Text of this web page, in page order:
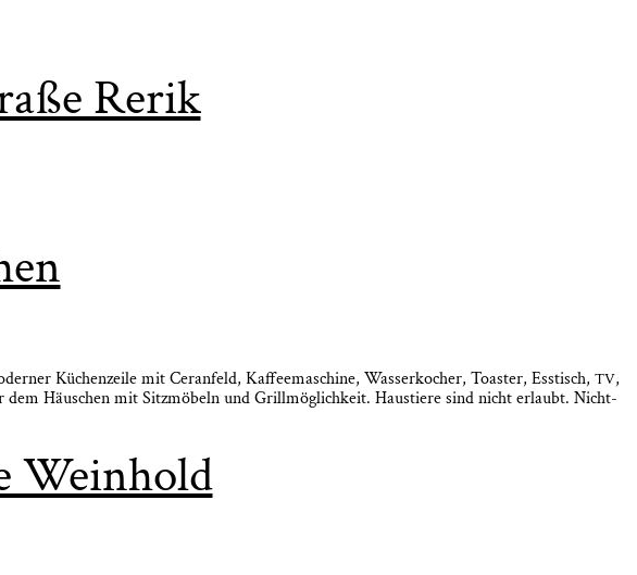
Rerik
Küchen­zei­le mit Cer­an­feld, Kaf­fee­ma­schi­ne, Was­ser­ko­cher, Toas­ter, Ess­tisch, TV,
Häus­chen mit Sitz­mö­beln und Grill­mög­lich­keit. Haus­tie­re sind nicht erlaubt. Nicht­
Weinhold